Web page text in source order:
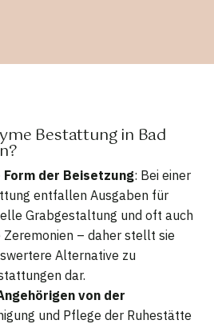
Bestattung in Bad
der Beisetzung: Bei einer
entfallen Ausgaben für
Grabgestaltung und oft auch
– daher stellt sie
Alternative zu
dar.
von der
und Pflege der Ruhestätte